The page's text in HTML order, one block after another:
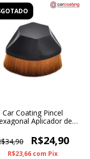
Car Coating Pincel
Aplicador de
R$24,90
R$23,66 com Pix